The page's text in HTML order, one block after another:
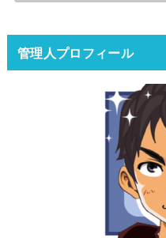
管理人プロフィール